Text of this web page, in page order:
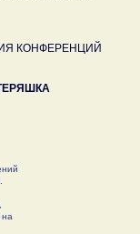
КОНФЕРЕНЦИЙ
на